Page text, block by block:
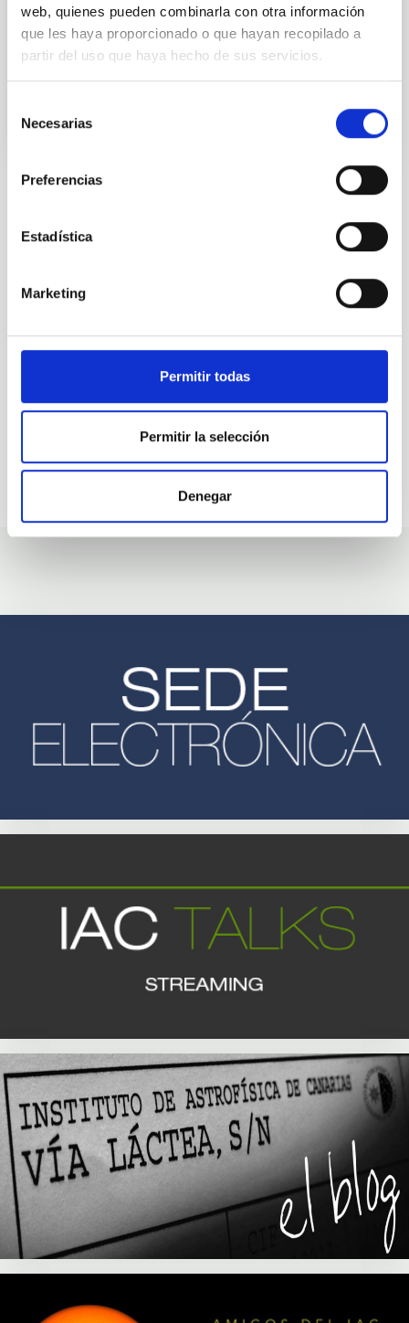
web, quienes pueden combinarla con otra información
que les haya proporcionado o que hayan recopilado a
partir del uso que haya hecho de sus servicios.
Necesarias
Preferencias
Estadística
Marketing
Permitir todas
Permitir la selección
Denegar
personal laboral fijo, de un puesto de trabajo con la
categoría profesional de Técnico/a Mantenimiento
General, acogido a Convenio y que tendrá
Desde el IAC siempre
estamos buscando gente
con talento.